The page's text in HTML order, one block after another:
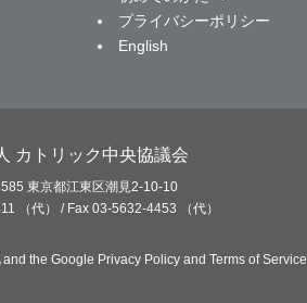
プライバシーポリシー
English
カトリック中央協議会
東京都江東区潮見2-10-10
（代） / Fax 03-5632-4453 （代）
the Google Privacy Policy and Terms of Service